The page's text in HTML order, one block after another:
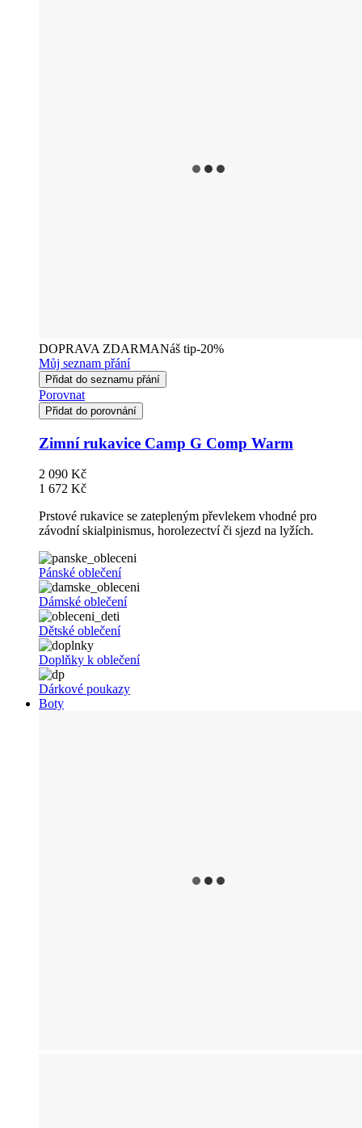
DOPRAVA ZDARMANáš tip-20%
Můj seznam přání
Přidat do seznamu přání
Porovnat
Přidat do porovnání
Zimní rukavice Camp G Comp Warm
2 090 Kč
1 672 Kč
Prstové rukavice se zatepleným převlekem vhodné pro
závodní skialpinismus, horolezectví či sjezd na lyžích.
Pánské oblečení
Dámské oblečení
Dětské oblečení
Doplňky k oblečení
Dárkové poukazy
Boty